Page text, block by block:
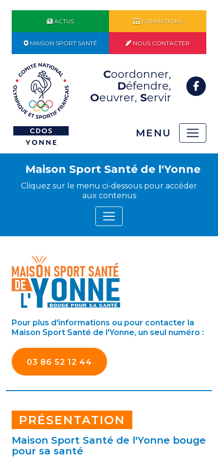
ACTUS FORMATIONS
MAISON SPORT SANTÉ NOUS CONTACTER
Coordonner,
Défendre,
Oeuvrer, Servir
MENU
Maison Sport Santé de l'Yonne
Cliquez sur le menu ci-dessous pour accéder
aux contenus
Pour plus d'informations ou pour contacter la
Maison Sport Santé de l'Yonne, un seul numéro :
03 86 52 12 44
PRÉSENTATION
Maison Sport Santé de l'Yonne bouge
pour sa santé